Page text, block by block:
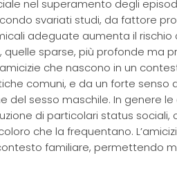
nel superamento degli
svariati studi, da fattore
adeguate aumenta il
quelle sparse, più profonde ma
che nascono in un
comuni, e da un forte
del sesso maschile. In genere
di particolari status
che la frequentano.
familiare, permettendo